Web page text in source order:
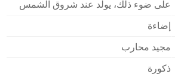
على ضوء ذلك، يولد عند شروق الشمس
إضاءة
مجيد محارب
ذكورة